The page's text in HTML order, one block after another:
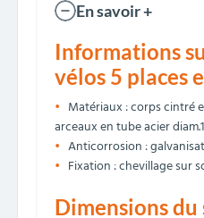
En savoir +
Informations
vélos 5 places
Matériaux : corps cintré
arceaux en tube acier
Anticorrosion :
Fixation : chevillage sur
Dimensions